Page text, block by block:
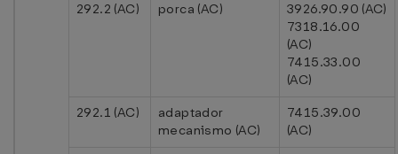
292.2 (AC)
porca (AC)
3926.90.90 (AC)
7318.16.00
(AC)
7415.33.00
(AC)
292.1 (AC)
adaptador
mecanismo (AC)
7415.39.00
(AC)